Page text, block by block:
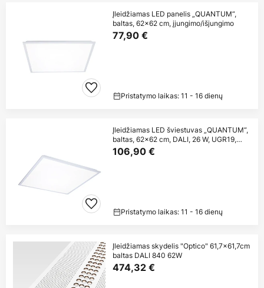
Įleidžiamas LED panelis „QUANTUM“,
baltas, 62x62 cm, įjungimo/išjungimo
77,90 €
Pristatymo laikas: 11 - 16 dienų
Įleidžiamas LED šviestuvas „QUANTUM“,
baltas, 62x62 cm, DALI, 26 W, UGR19,
IP54
106,90 €
Pristatymo laikas: 11 - 16 dienų
Įleidžiamas skydelis "Optico" 61,7x61,7cm
baltas DALI 840 62W
474,32 €